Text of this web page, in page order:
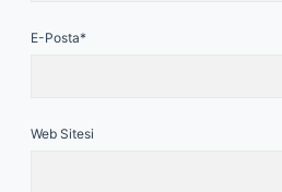
E-Posta*
Web Sitesi